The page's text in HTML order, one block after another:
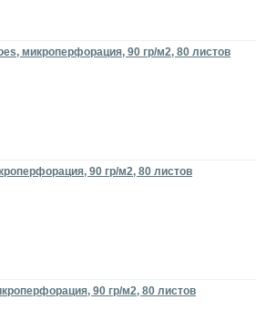
микроперфорация, 90 гр/м2, 80 листов
90 гр/м2, 80 листов
90 гр/м2, 80 листов